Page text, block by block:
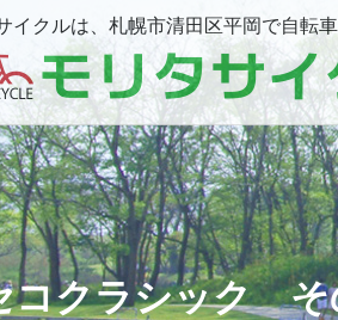
イクルは、札幌市清田区平岡で自転
コクラシック